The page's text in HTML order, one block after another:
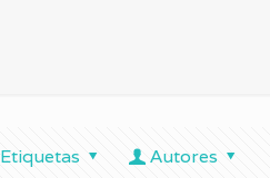
Etiquetas Autores